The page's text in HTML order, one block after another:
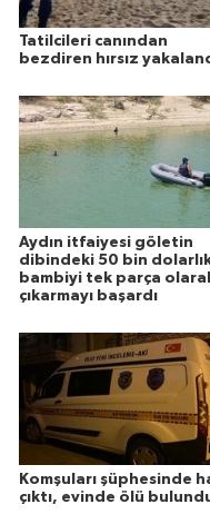
Tatilcileri canından
bezdiren hırsız
Aydın itfaiyesi göletin
dibindeki 50 bin
bambiyi tek parça
çıkarmayı başardı
Komşuları şüphesinde
çıktı, evinde ölü